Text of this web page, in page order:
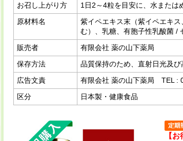
お召し上がり方
1日2～4粒を目安に、水または
原材料名
紫イペエキス末（紫イペエキ
む）、乳糖、有胞子性乳酸菌 /
販売者
有限会社 薬の山下薬局
保存方法
品質保持のため、直射日光及
広告文責
有限会社 薬の山下薬局 TEL :
区分
日本製・健康食品
【